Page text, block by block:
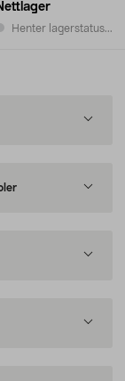
Henter lagerstatus...